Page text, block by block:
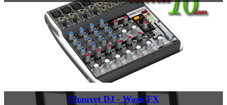
Chauvet DJ - Wash FX